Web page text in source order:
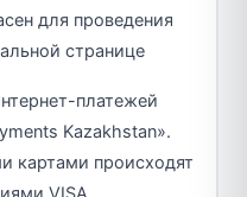
для проведения
странице
платежей
Kazakhstan».
картами происходят